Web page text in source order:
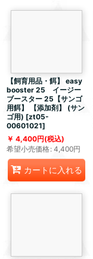
【飼育用品・餌】 easy
booster 25 イージー
ブースター 25【サンゴ
用餌】 【添加剤】 (サン
ゴ用) [zt05-
00601021]
4,400円(税込)
希望小売価格: 4,400円
カートに入れる